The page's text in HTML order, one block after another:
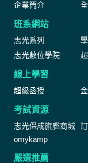
企業簡介
班系網站
志光系列
志光數位學院
線上學習
超級函授
考試資源
志光保成旗艦商城
omykamp
嚴選推薦